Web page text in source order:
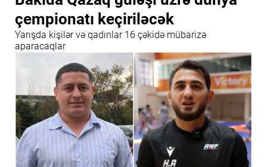
çempionatı keçiriləcək
Yarışda kişilər və qadınlar 16 çəkidə mübarizə
aparacaqlar